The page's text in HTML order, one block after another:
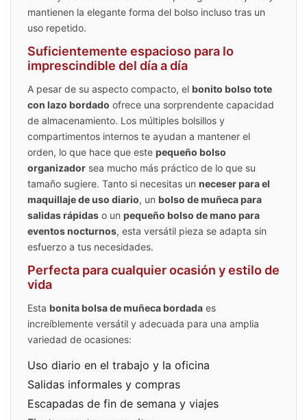
mantienen la elegante forma del bolso incluso tras un
uso repetido.
Suficientemente espacioso para lo
imprescindible del día a día
A pesar de su aspecto compacto, el bonito bolso tote
con lazo bordado ofrece una sorprendente capacidad
de almacenamiento. Los múltiples bolsillos y
compartimentos internos te ayudan a mantener el
orden, lo que hace que este pequeño bolso
organizador sea mucho más práctico de lo que su
tamaño sugiere. Tanto si necesitas un neceser para el
maquillaje de uso diario, un bolso de muñeca para
salidas rápidas o un pequeño bolso de mano para
eventos nocturnos, esta versátil pieza se adapta sin
esfuerzo a tus necesidades.
Perfecta para cualquier ocasión y estilo de
vida
Esta bonita bolsa de muñeca bordada es
increíblemente versátil y adecuada para una amplia
variedad de ocasiones:
Uso diario en el trabajo y la oficina
Salidas informales y compras
Escapadas de fin de semana y viajes